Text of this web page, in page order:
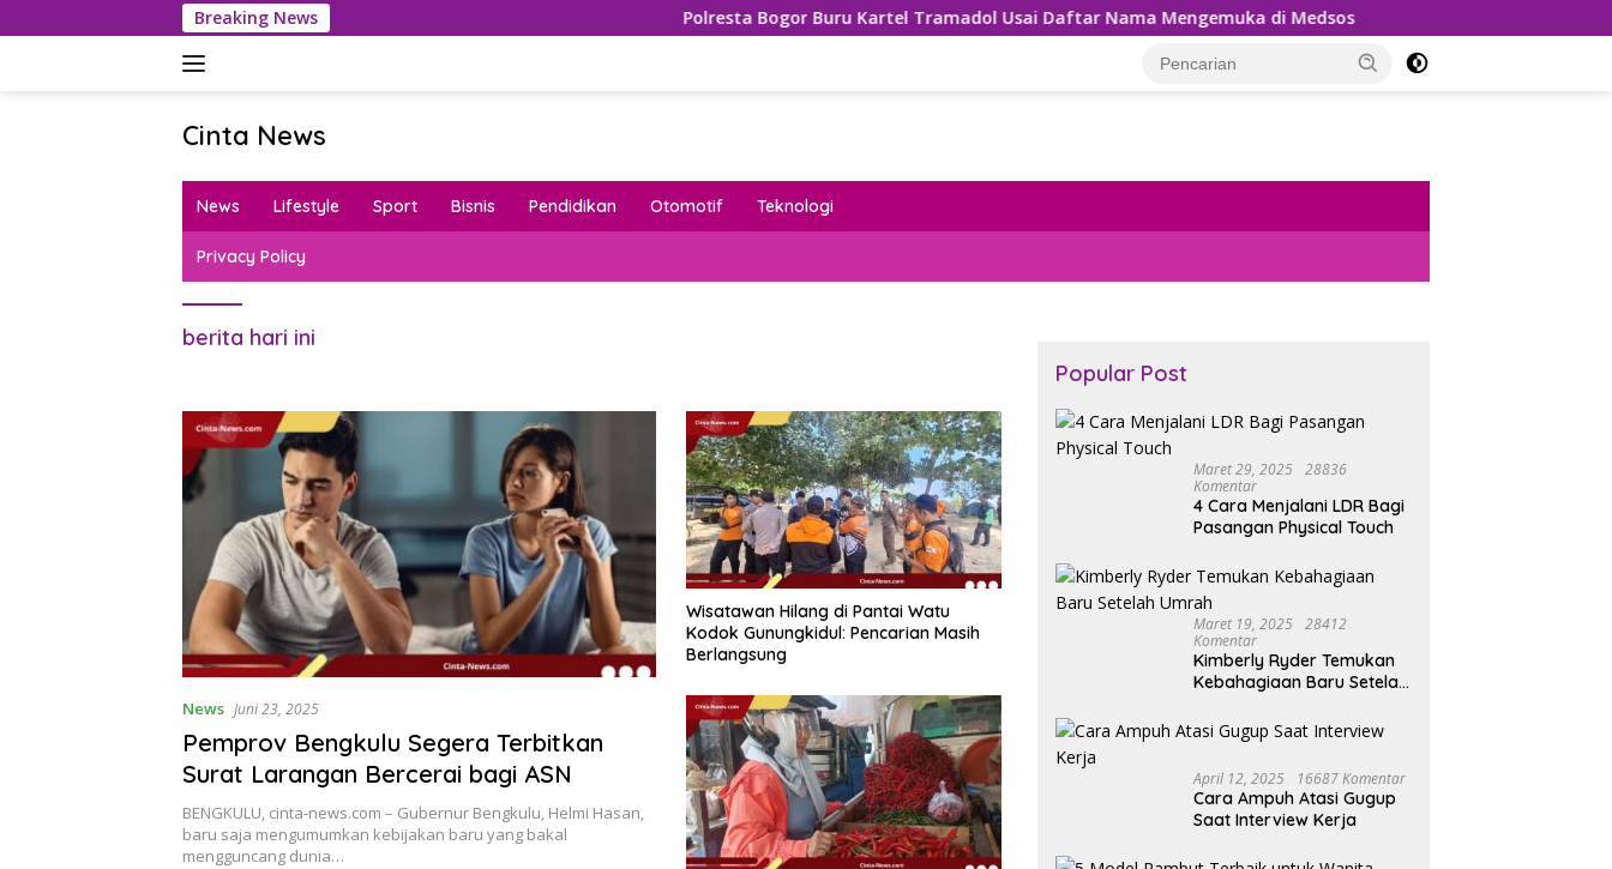
ke
Breaking News Polresta Bogor Buru Kartel Tramadol Usai Daftar Nama Mengemuka di Medsos
Cinta News
News
Kabar
Penuh
Inspirasi!
News Lifestyle Sport Bisnis Pendidikan Otomotif Teknologi
Privacy Policy
berita hari ini
News Juni 23, 2025
Pemprov Bengkulu Segera Terbitkan
Surat Larangan Bercerai bagi ASN
BENGKULU, cinta-news.com – Gubernur Bengkulu, Helmi Hasan,
baru saja mengumumkan kebijakan baru yang bakal
mengguncang dunia…
Wisatawan Hilang di Pantai Watu
Kodok Gunungkidul: Pencarian Masih
Berlangsung
Popular Post
Maret 29, 2025
28836
Komentar
4 Cara Menjalani LDR Bagi
Pasangan Physical Touch
Maret 19, 2025
28412
Komentar
Kimberly Ryder Temukan
Kebahagiaan Baru Setelah
April 12, 2025 16687 Komentar
Cara Ampuh Atasi Gugup
Saat Interview Kerja